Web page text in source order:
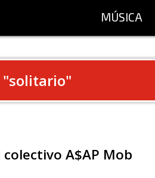
MÚSICA
solitario"
A$AP Mob